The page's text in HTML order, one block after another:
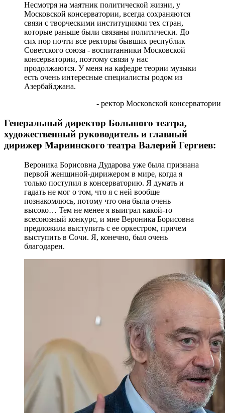
Несмотря на маятник политической жизни, у
Московской консерватории, всегда сохраняются
связи с творческими институциями тех стран,
которые раньше были связаны политически. До
сих пор почти все ректоры бывших республик
Советского союза - воспитанники Московской
консерватории, поэтому связи у нас
продолжаются. У меня на кафедре теории музыки
есть очень интересные специалисты родом из
Азербайджана.
- ректор Московской консерватории
Генеральный директор Большого театра,
художественный руководитель и главный
дирижер Мариинского театра Валерий Гергиев:
Вероника Борисовна Дударова уже была признана
первой женщиной-дирижером в мире, когда я
только поступил в консерваторию. Я думать и
гадать не мог о том, что я с ней вообще
познакомлюсь, потому что она была очень
высоко… Тем не менее я выиграл какой-то
всесоюзный конкурс, и мне Вероника Борисовна
предложила выступить с ее оркестром, причем
выступить в Сочи. Я, конечно, был очень
благодарен.